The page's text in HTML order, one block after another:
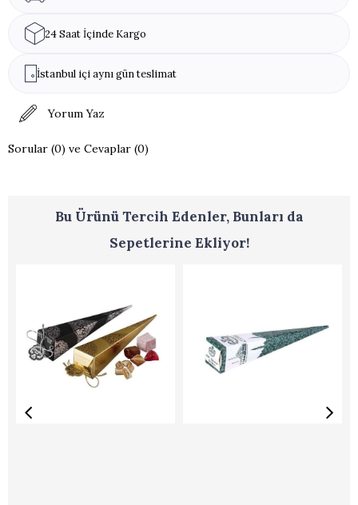
24 Saat İçinde Kargo
İstanbul içi aynı gün teslimat
Yorum Yaz
Sorular (0) ve Cevaplar (0)
Bu Ürünü Tercih Edenler, Bunları da
Sepetlerine Ekliyor!